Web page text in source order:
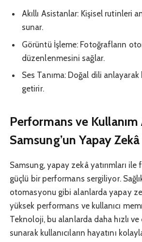
Akıllı Asistanlar: Kişisel rutinleri
sunar.
Görüntü İşleme: Fotoğrafların
düzenlenmesini sağlar.
Ses Tanıma: Doğal dili
getirir.
Performans ve Kullanım
Samsung’un Yapay Zekâ
Samsung, yapay zekâ yatırımları ile
güçlü bir performans sergiliyor.
otomasyonu gibi alanlarda yapay
yüksek performans ve kullanıcı
Teknoloji, bu alanlarda daha hızlı
sunarak kullanıcıların hayatını